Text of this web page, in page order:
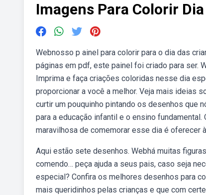
Imagens Para Colorir
Webnosso p ainel para colorir para o dia das
páginas em pdf, este painel foi criado para ser.
Imprima e faça criações coloridas nesse dia
proporcionar a você a melhor. Veja mais ideias
curtir um pouquinho pintando os desenhos que
para a educação infantil e o ensino
maravilhosa de comemorar esse dia é oferecer
Aqui estão sete desenhos. Webhá muitas
comendo… peça ajuda a seus pais, caso seja
especial? Confira os melhores desenhos para
mais queridinhos pelas crianças e que com